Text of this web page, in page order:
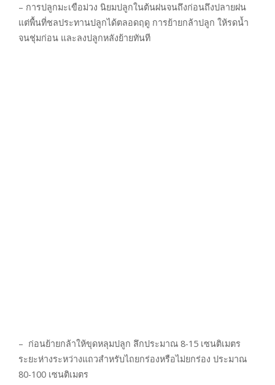
– การปลูกมะเขือม่วง นิยมปลูกในต้นฝนจนถึงก่อนถึงปลายฝน
แต่พื้นที่ชลประทานปลูกได้ตลอดฤดู การย้ายกล้าปลูก ให้รดน้ำ
จนชุ่มก่อน และลงปลูกหลังย้ายทันที
– ก่อนย้ายกล้าให้ขุดหลุมปลูก ลึกประมาณ 8-15 เซนติเมตร
ระยะห่างระหว่างแถวสำหรับไถยกร่องหรือไม่ยกร่อง ประมาณ
80-100 เซนติเมตร